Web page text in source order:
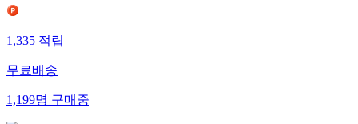
1,335적립
무료배송
1,199명구매중